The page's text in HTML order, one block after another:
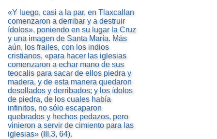
«Y luego, casi a la par, en Tlaxcallan
comenzaron a derribar y a destruir
ídolos», poniendo en su lugar la Cruz
y una imagen de Santa María. Más
aún, los frailes, con los indios
cristianos, «para hacer las iglesias
comenzaron a echar mano de sus
teocalis para sacar de ellos piedra y
madera, y de esta manera quedaron
desollados y derribados; y los ídolos
de piedra, de los cuales había
infinitos, no sólo escaparon
quebrados y hechos pedazos, pero
vinieron a servir de cimiento para las
iglesias» (III,3, 64).